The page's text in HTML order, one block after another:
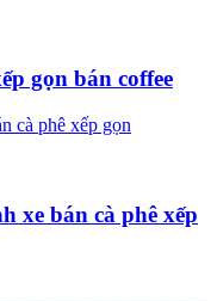
gọn bán coffee
xe bán cà phê xếp